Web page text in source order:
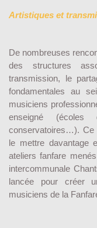
Artistiques et
De nombreuses
des structures
transmission, le
fondamentales au
musiciens
enseigné (écoles
conservatoires…). Ce
le mettre davantage
ateliers fanfare
intercommunale
lancée pour créer
musiciens de la